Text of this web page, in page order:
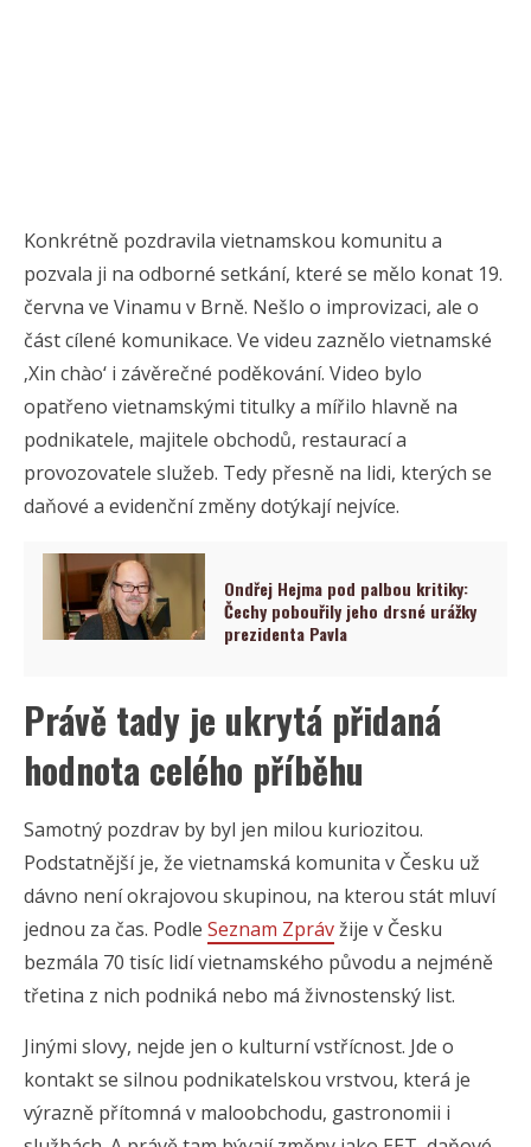
Konkrétně pozdravila vietnamskou komunitu a
pozvala ji na odborné setkání, které se mělo konat 19.
června ve Vinamu v Brně. Nešlo o improvizaci, ale o
část cílené komunikace. Ve videu zaznělo vietnamské
‚Xin chào‘ i závěrečné poděkování. Video bylo
opatřeno vietnamskými titulky a mířilo hlavně na
podnikatele, majitele obchodů, restaurací a
provozovatele služeb. Tedy přesně na lidi, kterých se
daňové a evidenční změny dotýkají nejvíce.
Ondřej Hejma pod palbou kritiky:
Čechy pobouřily jeho drsné urážky
prezidenta Pavla
Právě tady je ukrytá přidaná
hodnota celého příběhu
Samotný pozdrav by byl jen milou kuriozitou.
Podstatnější je, že vietnamská komunita v Česku už
dávno není okrajovou skupinou, na kterou stát mluví
jednou za čas. Podle Seznam Zprávžije v Česku
bezmála 70 tisíc lidí vietnamského původu a nejméně
třetina z nich podniká nebo má živnostenský list.
Jinými slovy, nejde jen o kulturní vstřícnost. Jde o
kontakt se silnou podnikatelskou vrstvou, která je
výrazně přítomná v maloobchodu, gastronomii i